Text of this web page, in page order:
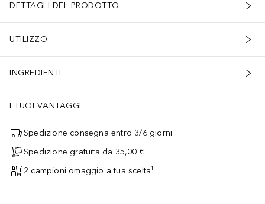
DETTAGLI DEL PRODOTTO
UTILIZZO
INGREDIENTI
I TUOI VANTAGGI
Spedizione consegna entro 3/6 giorni
Spedizione gratuita da 35,00 €
2 campioni omaggio a tua scelta¹